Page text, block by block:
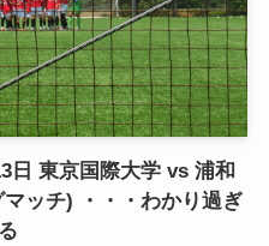
日 東京国際大学 vs 浦和
ッチ) ・・・わかり過ぎ